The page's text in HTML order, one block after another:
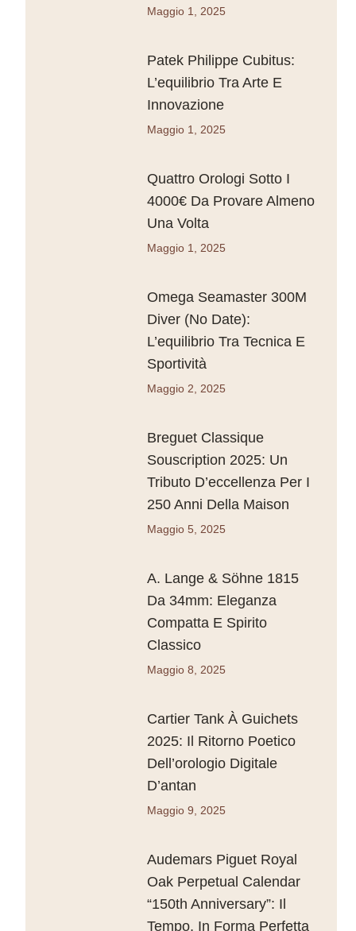
Maggio 1, 2025
Patek Philippe Cubitus:
L’equilibrio Tra Arte E
Innovazione
Maggio 1, 2025
Quattro Orologi Sotto I
4000€ Da Provare Almeno
Una Volta
Maggio 1, 2025
Omega Seamaster 300M
Diver (No Date):
L’equilibrio Tra Tecnica E
Sportività
Maggio 2, 2025
Breguet Classique
Souscription 2025: Un
Tributo D’eccellenza Per I
250 Anni Della Maison
Maggio 5, 2025
A. Lange & Söhne 1815
Da 34mm: Eleganza
Compatta E Spirito
Classico
Maggio 8, 2025
Cartier Tank À Guichets
2025: Il Ritorno Poetico
Dell’orologio Digitale
D’antan
Maggio 9, 2025
Audemars Piguet Royal
Oak Perpetual Calendar
“150th Anniversary”: Il
Tempo, In Forma Perfetta